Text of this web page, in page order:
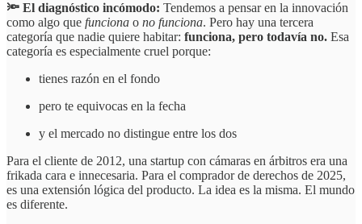
🔦 El diagnóstico incómodo: Tendemos a pensar en la innovación
como algo que funciona o no funciona. Pero hay una tercera
categoría que nadie quiere habitar: funciona, pero todavía no. Esa
categoría es especialmente cruel porque:
tienes razón en el fondo
pero te equivocas en la fecha
y el mercado no distingue entre los dos
Para el cliente de 2012, una startup con cámaras en árbitros era una
frikada cara e innecesaria. Para el comprador de derechos de 2025,
es una extensión lógica del producto. La idea es la misma. El mundo
es diferente.